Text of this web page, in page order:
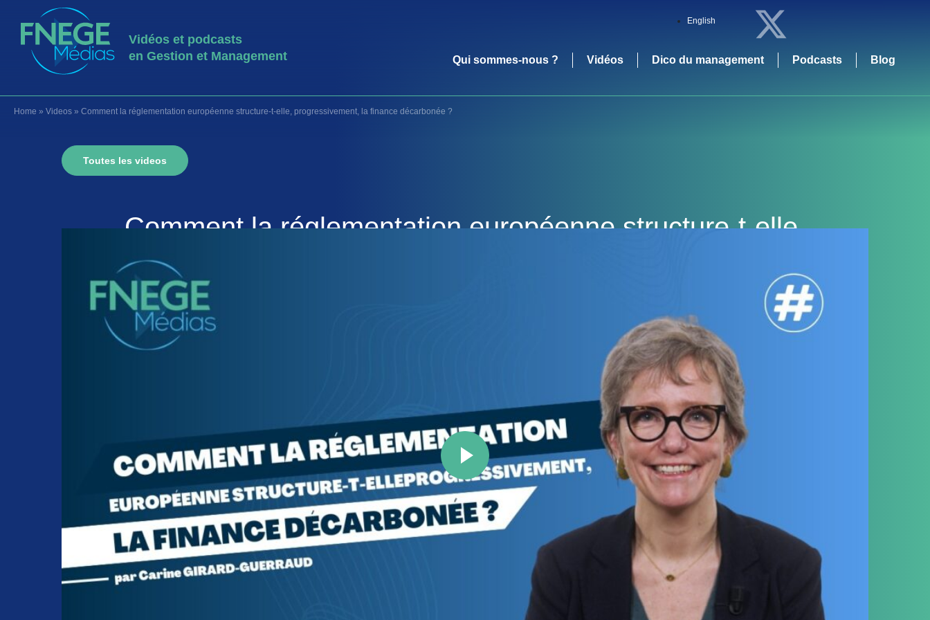
Vidéos et podcasts
en Gestion et Management
English
Qui sommes-nous ? Vidéos Dico du management Podcasts Blog
Home » Videos » Comment la réglementation européenne structure-t-elle, progressivement, la finance décarbonée ?
Toutes les videos
Comment la réglementation européenne structure-t-elle,